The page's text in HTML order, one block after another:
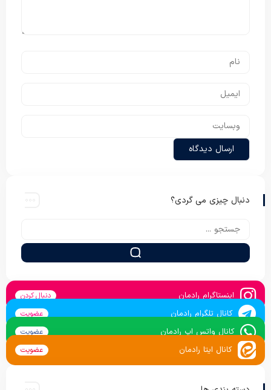
دنبال چیزی می گردی؟
اینستاگرام رادمان دنبال کردن
کانال تلگرام رادمان عضویت
کانال واتس اپ رادمان عضویت
کانال ایتا رادمان عضویت